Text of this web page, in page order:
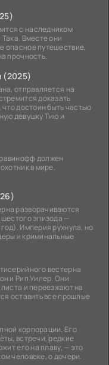
с наследником
Вместе они
опасное путешествие,
прочность.
(2025)
отправляется на
доказать
достоин быть частью
девушку Тию и
должен
в мире.
разворачиваются
эпизода —
Империя рухнула, но
и криминальные
вестерна
и Рип Уилер. Они
и переезжают на
оставить все прошлые
корпорации. Его
встречи, редкие
его на плаву, — это
человеке, о дочери.